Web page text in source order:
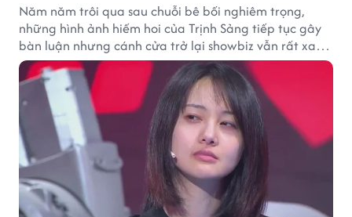
Năm năm trôi qua sau chuỗi bê bối nghiêm trọng,
những hình ảnh hiếm hoi của Trịnh Sảng tiếp tục gây
bàn luận nhưng cánh cửa trở lại showbiz vẫn rất xa
vời.